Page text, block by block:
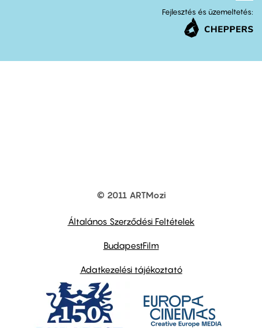
Fejlesztés és üzemeltetés:
© 2011 ARTMozi
Általános Szerződési Feltételek
BudapestFilm
Adatkezelési tájékoztató